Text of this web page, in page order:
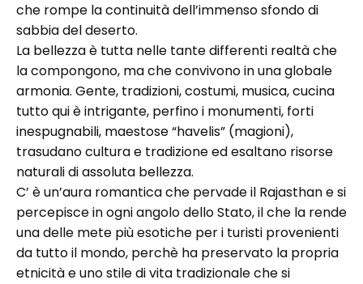
che rompe la continuità dell’immenso sfondo di
sabbia del deserto.
La bellezza è tutta nelle tante differenti realtà che
la compongono, ma che convivono in una globale
armonia. Gente, tradizioni, costumi, musica, cucina
tutto qui è intrigante, perfino i monumenti, forti
inespugnabili, maestose “havelis” (magioni),
trasudano cultura e tradizione ed esaltano risorse
naturali di assoluta bellezza.
C’ è un’aura romantica che pervade il Rajasthan e si
percepisce in ogni angolo dello Stato, il che la rende
una delle mete più esotiche per i turisti provenienti
da tutto il mondo, perchè ha preservato la propria
etnicità e uno stile di vita tradizionale che si